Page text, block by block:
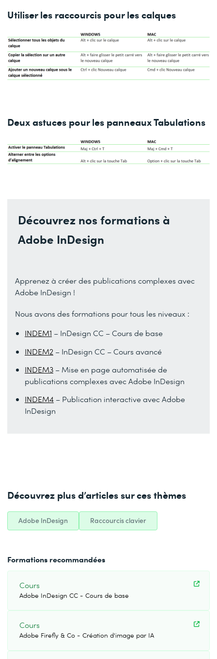
Utiliser les raccourcis pour les calques
Deux astuces pour les panneaux Tabulations
Découvrez nos formations à
Adobe InDesign
Apprenez à créer des publications complexes avec
Adobe InDesign !
Nous avons des formations pour tous les niveaux :
INDEM1 – InDesign CC – Cours de base
INDEM2 – InDesign CC – Cours avancé
INDEM3 – Mise en page automatisée de
publications complexes avec Adobe InDesign
INDEM4 – Publication interactive avec Adobe
InDesign
Découvrez plus d’articles sur ces thèmes
Adobe InDesign Raccourcis clavier
Formations recommandées
Cours
Adobe InDesign CC - Cours de base
Cours
Adobe Firefly & Co - Création d'image par IA